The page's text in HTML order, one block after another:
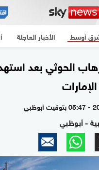
الأخبار العاجلة أوسط
الحوثي بعد
- أبوظبي